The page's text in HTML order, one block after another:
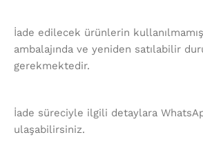
İade edilecek ürünlerin
ambalajında ve yeniden satılabilir
gerekmektedir.
İade süreciyle ilgili detaylara
ulaşabilirsiniz.